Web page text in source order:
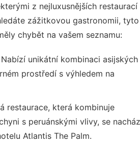
z nejluxusnějších restaurací
zážitkovou gastronomii, tyto
chybět na vašem seznamu:
Nabízí unikátní kombinaci asijských
prostředí s výhledem na
restaurace, která kombinuje
s peruánskými vlivy, se
Atlantis The Palm.